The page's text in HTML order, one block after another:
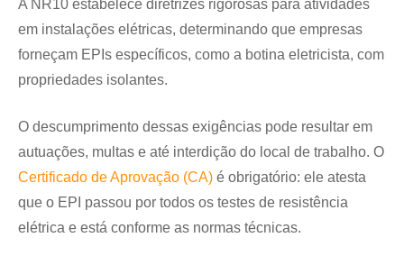
A NR10 estabelece diretrizes rigorosas para atividades
em instalações elétricas, determinando que empresas
forneçam EPIs específicos, como a botina eletricista, com
propriedades isolantes.
O descumprimento dessas exigências pode resultar em
autuações, multas e até interdição do local de trabalho. O
Certificado de Aprovação (CA) é obrigatório: ele atesta
que o EPI passou por todos os testes de resistência
elétrica e está conforme as normas técnicas.